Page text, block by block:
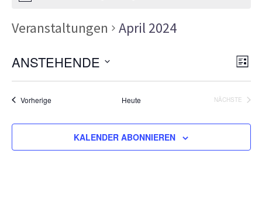
Veranstaltungen April 2024
LISTE
ANSTEHENDE
Datum
wählen.
VorherigeVeranstaltungen Heute
NÄCHSTE
KALENDER ABONNIEREN